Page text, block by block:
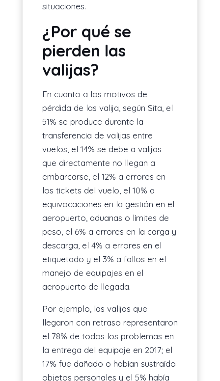
situaciones.
¿Por qué se
pierden las
valijas?
En cuanto a los motivos de
pérdida de las valija, según Sita, el
51% se produce durante la
transferencia de valijas entre
vuelos, el 14% se debe a valijas
que directamente no llegan a
embarcarse, el 12% a errores en
los tickets del vuelo, el 10% a
equivocaciones en la gestión en el
aeropuerto, aduanas o límites de
peso, el 6% a errores en la carga y
descarga, el 4% a errores en el
etiquetado y el 3% a fallos en el
manejo de equipajes en el
aeropuerto de llegada.
Por ejemplo, las valijas que
llegaron con retraso representaron
el 78% de todos los problemas en
la entrega del equipaje en 2017; el
17% fue dañado o habían sustraído
objetos personales y el 5% había